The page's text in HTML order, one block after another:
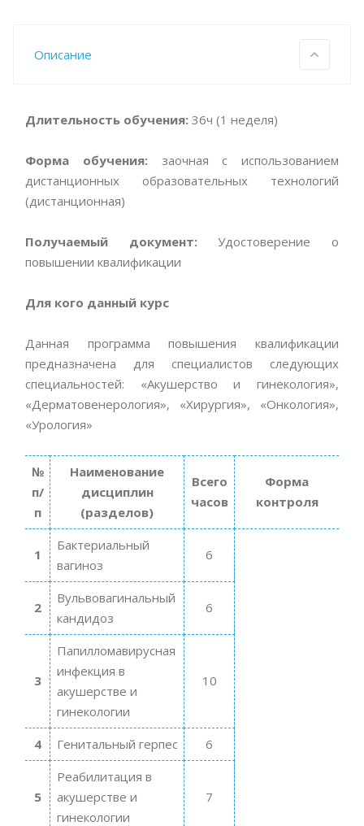
Описание
Длительность обучения: 36ч (1 неделя)
Форма обучения: заочная с использованием
дистанционных образовательных технологий
(дистанционная)
Получаемый документ: Удостоверение о
повышении квалификации
Для кого данный курс
Данная программа повышения квалификации
предназначена для специалистов следующих
специальностей: «Акушерство и гинекология»,
«Дерматовенерология», «Хирургия», «Онкология»,
«Урология»
№
п/
п
Наименование
дисциплин
(разделов)
Всего
часов
Форма
контроля
1
Бактериальный
вагиноз
6
2
Вульвовагинальный
кандидоз
6
3
Папилломавирусная
инфекция в
акушерстве и
гинекологии
10
4 Генитальный герпес 6
5
Реабилитация в
акушерстве и
гинекологии
7